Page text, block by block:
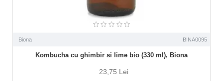
Biona BINA0095
Kombucha cu ghimbir si lime bio (330 ml), Biona
23,75 Lei